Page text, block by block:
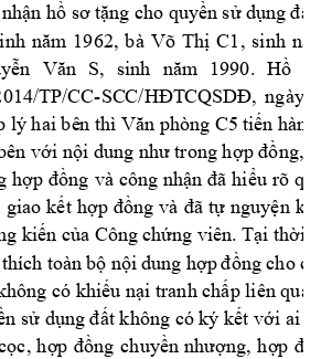
hồ sơ tặng cho quyền sử dụng đất
nh năm 1962, bà Võ Thị C1 , sinh
Văn S, sinh năm 1990. Hồ
TP/CC-SCC/HĐTCQSDĐ, ngày
lý hai bên thì Văn phòng C5 tiến hành
với nội dung như trong hợp đồng,
hợp đồng và công nhận đã hiểu rõ
giao kết hợp đồng và đã tự nguyện ký
kiến của Công chứng viên. Tại thời
thích toàn bộ nội dung hợp đồng cho c
có khiếu nại tranh chấp liên
sử dụng đất không có ký kết với ai
hợp đồng chuyền nhượng, hợp